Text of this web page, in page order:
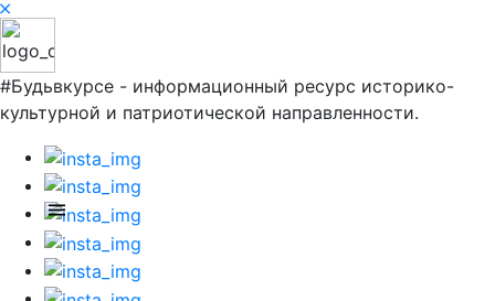
#Будьвкурсе - информационный ресурс историко-
культурной и патриотической направленности.